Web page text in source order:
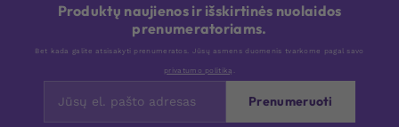
Produktų naujienos ir išskirtinės nuolaidos
prenumeratoriams.
Bet kada galite atsisakyti prenumeratos. Jūsų asmens duomenis tvarkome pagal savo
privatumo politiką .
Prenumeruoti